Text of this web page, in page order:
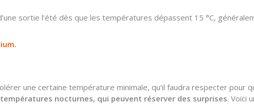
sortie l’été dès que les températures dépassent 15 °C,
une certaine température minimale, qu’il faudra respecter pour
nocturnes, qui peuvent réserver des surprises. Voici